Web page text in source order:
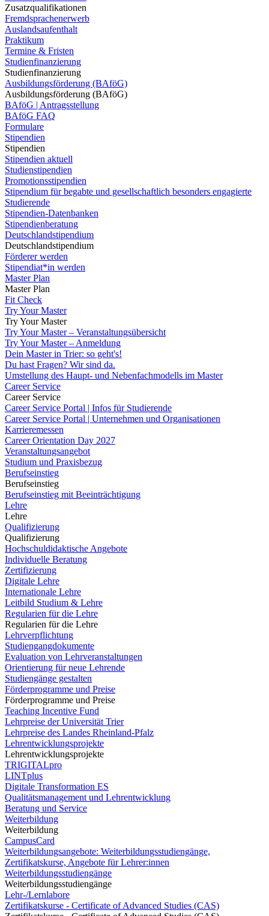
Zusatzqualifikationen
Fremdsprachenerwerb
Auslandsaufenthalt
Praktikum
Termine & Fristen
Studienfinanzierung
Studienfinanzierung
Ausbildungsförderung (BAföG)
Ausbildungsförderung (BAföG)
BAföG | Antragsstellung
BAföG FAQ
Formulare
Stipendien
Stipendien
Stipendien aktuell
Studienstipendien
Promotionsstipendien
Stipendium für begabte und gesellschaftlich besonders engagierte
Studierende
Stipendien-Datenbanken
Stipendienberatung
Deutschlandstipendium
Deutschlandstipendium
Förderer werden
Stipendiat*in werden
Master Plan
Master Plan
Fit Check
Try Your Master
Try Your Master
Try Your Master – Veranstaltungsübersicht
Try Your Master – Anmeldung
Dein Master in Trier: so geht's!
Du hast Fragen? Wir sind da.
Umstellung des Haupt- und Nebenfachmodells im Master
Career Service
Career Service
Career Service Portal | Infos für Studierende
Career Service Portal | Unternehmen und Organisationen
Karrieremessen
Career Orientation Day 2027
Veranstaltungsangebot
Studium und Praxisbezug
Berufseinstieg
Berufseinstieg
Berufseinstieg mit Beeinträchtigung
Lehre
Lehre
Qualifizierung
Qualifizierung
Hochschuldidaktische Angebote
Individuelle Beratung
Zertifizierung
Digitale Lehre
Internationale Lehre
Leitbild Studium & Lehre
Regularien für die Lehre
Regularien für die Lehre
Lehrverpflichtung
Studiengangdokumente
Evaluation von Lehrveranstaltungen
Orientierung für neue Lehrende
Studiengänge gestalten
Förderprogramme und Preise
Förderprogramme und Preise
Teaching Incentive Fund
Lehrpreise der Universität Trier
Lehrpreise des Landes Rheinland-Pfalz
Lehrentwicklungsprojekte
Lehrentwicklungsprojekte
TRIGITALpro
LINTplus
Digitale Transformation ES
Qualitätsmanagement und Lehrentwicklung
Beratung und Service
Weiterbildung
Weiterbildung
CampusCard
Weiterbildungsangebote: Weiterbildungsstudiengänge,
Zertifikatskurse, Angebote für Lehrer:innen
Weiterbildungsstudiengänge
Weiterbildungsstudiengänge
Lehr-/Lernlabore
Zertifikatskurse - Certificate of Advanced Studies (CAS)